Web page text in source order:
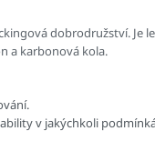
dobrodružství. Je
a karbonová kola.
v jakýchkoli